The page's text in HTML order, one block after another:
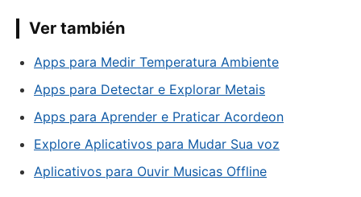
Ver también
Apps para Medir Temperatura Ambiente
Apps para Detectar e Explorar Metais
Apps para Aprender e Praticar Acordeon
Explore Aplicativos para Mudar Sua voz
Aplicativos para Ouvir Musicas Offline